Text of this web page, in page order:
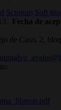
Scrotum Soft
Fecha de
de Caso, 2,